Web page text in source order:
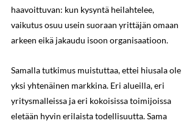
haavoittuvan: kun kysyntä heilahtelee,
vaikutus osuu usein suoraan yrittäjän omaan
arkeen eikä jakaudu isoon organisaatioon.
Samalla tutkimus muistuttaa, ettei hiusala ole
yksi yhtenäinen markkina. Eri alueilla, eri
yritysmalleissa ja eri kokoisissa toimijoissa
eletään hyvin erilaista todellisuutta. Sama